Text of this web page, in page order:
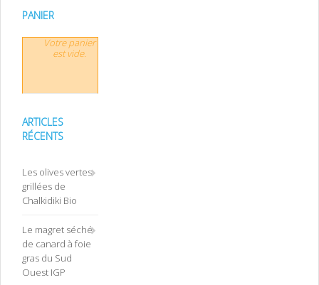
PANIER
Votre panier
est vide.
ARTICLES
RÉCENTS
Les olives vertes
grillées de
Chalkidiki Bio
Le magret séché
de canard à foie
gras du Sud
Ouest IGP